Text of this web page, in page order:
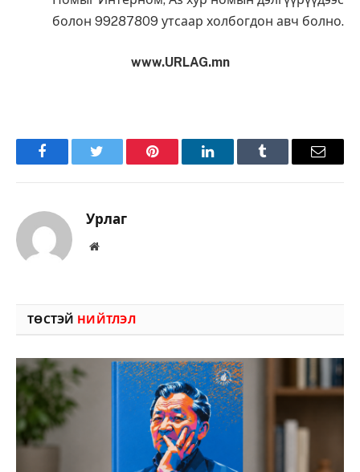
болон 99287809 утсаар холбогдон авч болно.
www.URLAG.mn
FacebookTwitter Pinterest LinkedInTumblr Имэйл
Урлаг
Вэбсайт
ТӨСТЭЙ НИЙТЛЭЛ